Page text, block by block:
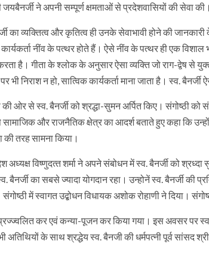
जयबैनर्जी ने अपनी सम्पूर्ण क्षमताओं से प्रदेशवासियों की सेवा की।
का व्यक्तित्व और कृतित्व ही उनके सेवाभावी होने की
नींव के पत्थर होते हैं। ऐसे नींव के पत्थर ही एक
है। गीता के श्लोक के अनुसार ऐसा व्यक्ति जो राग-द्वेष से
निराश न हो, सात्विक कार्यकर्ता माना जाता है। स्व. बैनर्जी
ओर से स्व. बैनर्जी को श्रद्धा-सुमन अर्पित किए। संगोष्‍ठी
सामाजिक और राजनैतिक क्षेत्र का आदर्श बताते हुए कहा कि
की तरह सामना किया।
विष्‍णुदत्‍त शर्मा ने अपने संबोधन में स्‍व. बैनर्जी को
का सबसे ज्‍यादा योगदान रहा। उन्‍होनें स्‍व. बैनर्जी की
में स्‍वागत उद्बोधन विधायक अशोक रोहाणी ने दिया।
कर एवं कन्‍या-पूजन कर किया गया। इस अवसर पर
अतिथियों के साथ श्रद्धेय स्‍व. बैनजी की धर्मपत्‍नी पूर्व सांसद